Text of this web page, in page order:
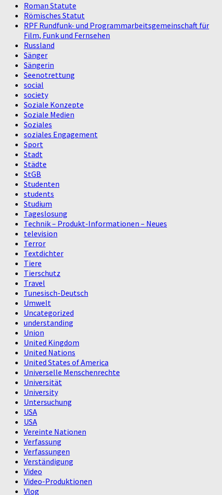
Roman Statute
Römisches Statut
RPF Rundfunk- und Programmarbeitsgemeinschaft für
Film, Funk und Fernsehen
Russland
Sänger
Sängerin
Seenotrettung
social
society
Soziale Konzepte
Soziale Medien
Soziales
soziales Engagement
Sport
Stadt
Städte
StGB
Studenten
students
Studium
Tageslosung
Technik – Produkt-Informationen – Neues
television
Terror
Textdichter
Tiere
Tierschutz
Travel
Tunesisch-Deutsch
Umwelt
Uncategorized
understanding
Union
United Kingdom
United Nations
United States of America
Universelle Menschenrechte
Universität
University
Untersuchung
USA
USA
Vereinte Nationen
Verfassung
Verfassungen
Verständigung
Video
Video-Produktionen
Vlog